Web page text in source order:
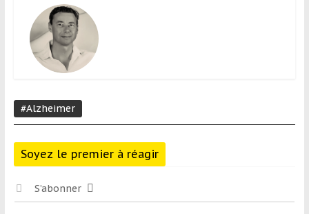
#Alzheimer
Soyez le premier à réagir
S’abonner